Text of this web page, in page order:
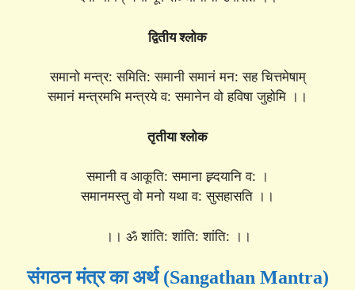
द्वितीय श्लोक
समानो मन्त्र: समिति: समानी समानं मन: सह चित्तमेषाम्
समानं मन्त्रमभि मन्त्रये व: समानेन वो हविषा जुहोमि ।।
तृतीया श्लोक
समानी व आकूति: समाना ह्र्दयानि व: ।
समानमस्तु वो मनो यथा व: सुसहासति ।।
।। ॐ शांति: शांति: शांति: ।।
संगठन मंत्र का अर्थ (Sangathan Mantra)